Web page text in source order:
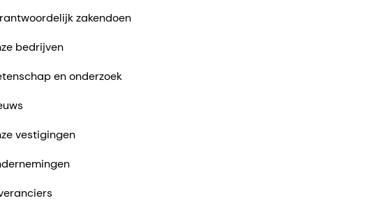
zakendoen
bedrijven
en onderzoek
vestigingen